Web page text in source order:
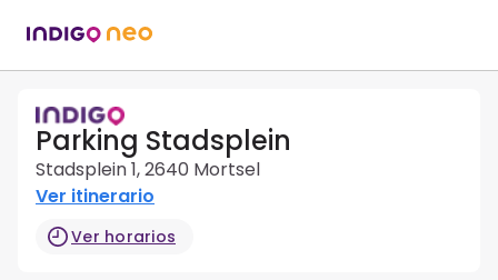
Parking Stadsplein
Stadsplein 1, 2640 Mortsel
Ver itinerario
Ver horarios